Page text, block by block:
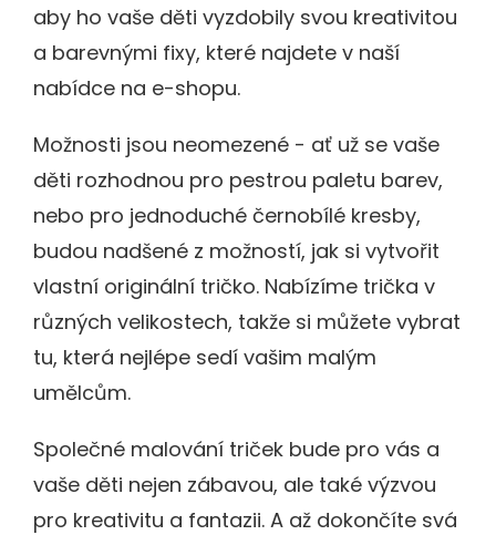
aby ho vaše děti vyzdobily svou kreativitou
a barevnými fixy, které najdete v naší
nabídce na e-shopu.
Možnosti jsou neomezené - ať už se vaše
děti rozhodnou pro pestrou paletu barev,
nebo pro jednoduché černobílé kresby,
budou nadšené z možností, jak si vytvořit
vlastní originální tričko. Nabízíme trička v
různých velikostech, takže si můžete vybrat
tu, která nejlépe sedí vašim malým
umělcům.
Společné malování triček bude pro vás a
vaše děti nejen zábavou, ale také výzvou
pro kreativitu a fantazii. A až dokončíte svá